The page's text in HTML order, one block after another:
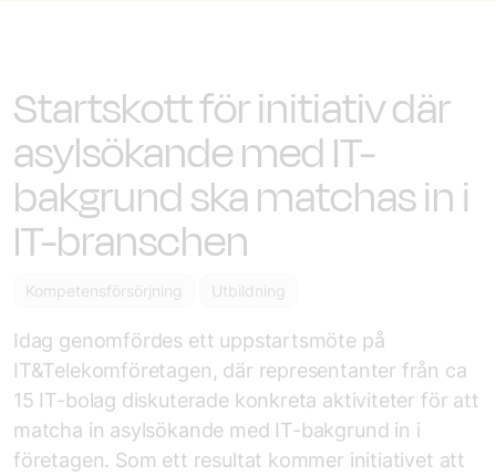
Startskott för initiativ där
asylsökande med IT-
bakgrund ska matchas in i
IT-branschen
Kompetensförsörjning Utbildning
Idag genomfördes ett uppstartsmöte på
IT&Telekomföretagen, där representanter från ca
15 IT-bolag diskuterade konkreta aktiviteter för att
matcha in asylsökande med IT-bakgrund in i
företagen. Som ett resultat kommer initiativet att